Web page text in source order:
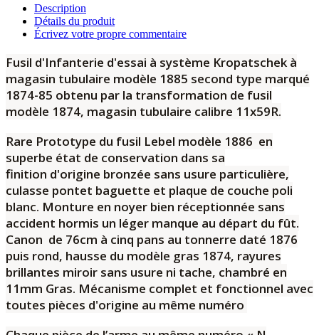
Description
Détails du produit
Écrivez votre propre commentaire
Fusil d'Infanterie d'essai à système Kropatschek à
magasin tubulaire modèle 1885 second type marqué
1874-85 obtenu par la transformation de fusil
modèle 1874, magasin tubulaire calibre 11x59R.
Rare Prototype du fusil Lebel modèle 1886 en
superbe état de conservation dans sa
finition d'origine bronzée sans usure particulière,
culasse pontet baguette et plaque de couche poli
blanc. Monture en noyer bien réceptionnée sans
accident hormis un léger manque au départ du fût.
Canon de 76cm à cinq pans au tonnerre daté 1876
puis rond, hausse du modèle gras 1874, rayures
brillantes miroir sans usure ni tache, chambré en
11mm Gras. Mécanisme complet et fonctionnel avec
toutes pièces d'origine au même numéro